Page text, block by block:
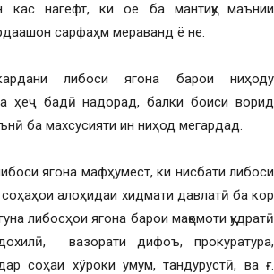
кас нагeфт, ки оё ба мантиқу маънии
сарфаҳм мераванд ё не.
либоси ягона барои ниҳоду
ҳеҷ бадӣ надорад, балки боиси ворид
ба махсусияти ин ниҳод мегардад.
ягона мафҳумест, ки нисбати либоси
алоҳидаи хидмати давлатӣ ба кор
либосҳои ягона барои мақомоти қудратӣ
вазорати дифоъ, прокуратура,
соҳаи хўроки умум, тандурустӣ, ва ғ.